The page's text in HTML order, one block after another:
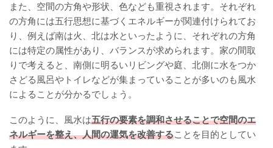
また、空間の方角や形状、色なども重視されます。それぞれ
の方角には五行思想に基づくエネルギーが関連付けられてお
り、例えば南は火、北は水といったように、それぞれの方角
には特定の属性があり、バランスが求められます。家の間取
りで考えると、南側に明るいリビングや庭、北側に水をつか
さどる風呂やトイレなどが集まっていることが多いのも風水
によることが分かるでしょう。
このように、風水は五行の要素を調和させることで空間のエ
ネルギーを整え、人間の運気を改善することを目的としてい